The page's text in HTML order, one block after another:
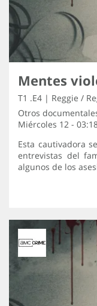
T1 .E4 | Reggie /
Otros
Miércoles 12 -
Esta cautivadora
entrevistas del
algunos de los